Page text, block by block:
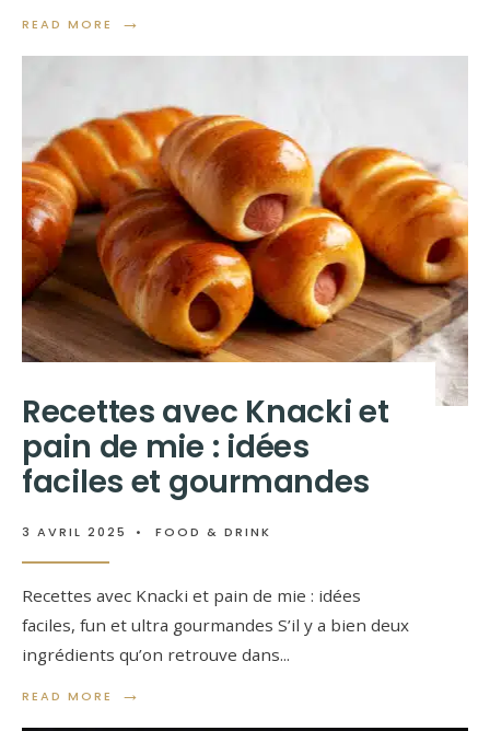
READ MORE →
Recettes avec Knacki et
pain de mie : idées
faciles et gourmandes
3 AVRIL 2025 • FOOD & DRINK
Recettes avec Knacki et pain de mie : idées
faciles, fun et ultra gourmandes S’il y a bien deux
ingrédients qu’on retrouve dans...
READ MORE →